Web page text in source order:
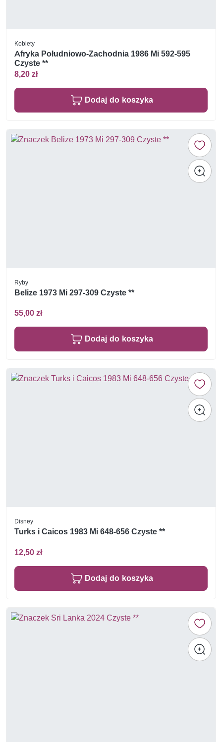
Kobiety
Afryka Południowo-Zachodnia 1986 Mi 592-595
Czyste **
8,20 zł
Dodaj do koszyka
Ryby
Belize 1973 Mi 297-309 Czyste **
55,00 zł
Dodaj do koszyka
Disney
Turks i Caicos 1983 Mi 648-656 Czyste **
12,50 zł
Dodaj do koszyka